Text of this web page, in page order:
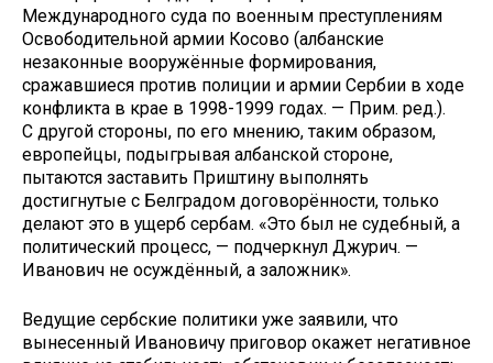
Международного суда по военным преступлениям
Освободительной армии Косово (албанские
незаконные вооружённые формирования,
сражавшиеся против полиции и армии Сербии в ходе
конфликта в крае в 1998-1999 годах. — Прим. ред.).
С другой стороны, по его мнению, таким образом,
европейцы, подыгрывая албанской стороне,
пытаются заставить Приштину выполнять
достигнутые с Белградом договорённости, только
делают это в ущерб сербам. «Это был не судебный, а
политический процесс, — подчеркнул Джурич. —
Иванович не осуждённый, а заложник».
Ведущие сербские политики уже заявили, что
вынесенный Ивановичу приговор окажет негативное